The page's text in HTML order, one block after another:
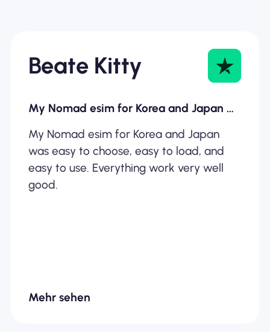
Beate Kitty
My Nomad esim for Korea and Japan was…
My Nomad esim for Korea and Japan
was easy to choose, easy to load, and
easy to use. Everything work very well
good.
Mehr sehen